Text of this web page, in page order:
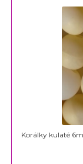
Korálky kulaté